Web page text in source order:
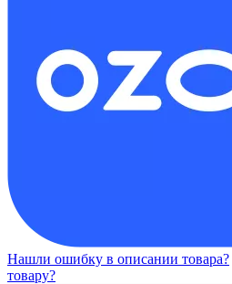
Нашли ошибку в описании товара?
товару?